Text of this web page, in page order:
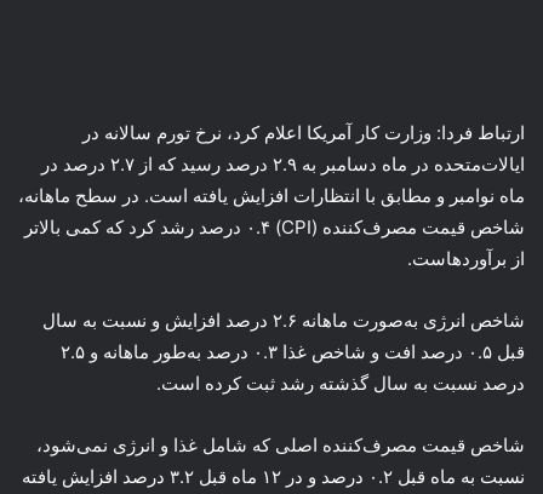
ارتباط فردا: وزارت کار آمریکا اعلام کرد، نرخ تورم سالانه در
ایالات‌متحده در ماه دسامبر به ۲.۹ درصد رسید که از ۲.۷ درصد در
ماه نوامبر و مطابق با انتظارات افزایش یافته است. در سطح ماهانه،
شاخص قیمت مصرف‌کننده (CPI) ۰.۴ درصد رشد کرد که کمی بالاتر
از برآوردهاست.
شاخص انرژی به‌صورت ماهانه ۲.۶ درصد افزایش و نسبت به سال
قبل ۰.۵ درصد افت و شاخص غذا ۰.۳ درصد به‌طور ماهانه و ۲.۵
درصد نسبت به سال گذشته رشد ثبت کرده است.
شاخص قیمت مصرف‌کننده اصلی که شامل غذا و انرژی نمی‌شود،
نسبت به ماه قبل ۰.۲ درصد و در ۱۲ ماه قبل ۳.۲ درصد افزایش یافته